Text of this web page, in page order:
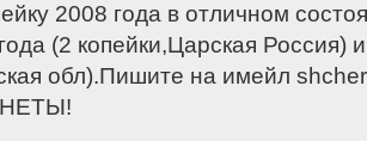
2008 года в отличном
(2 копейки,Царская Россия)
обл).Пишите на имейл